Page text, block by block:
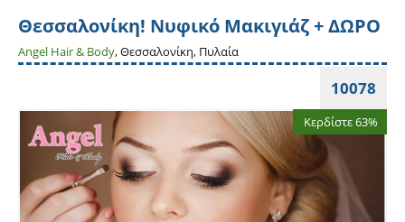
Θεσσαλονίκη! Νυφικό Μακιγιάζ + ΔΩΡΟ
Angel Hair & Body, Θεσσαλονίκη, Πυλαία
10078
Κερδίστε 63%